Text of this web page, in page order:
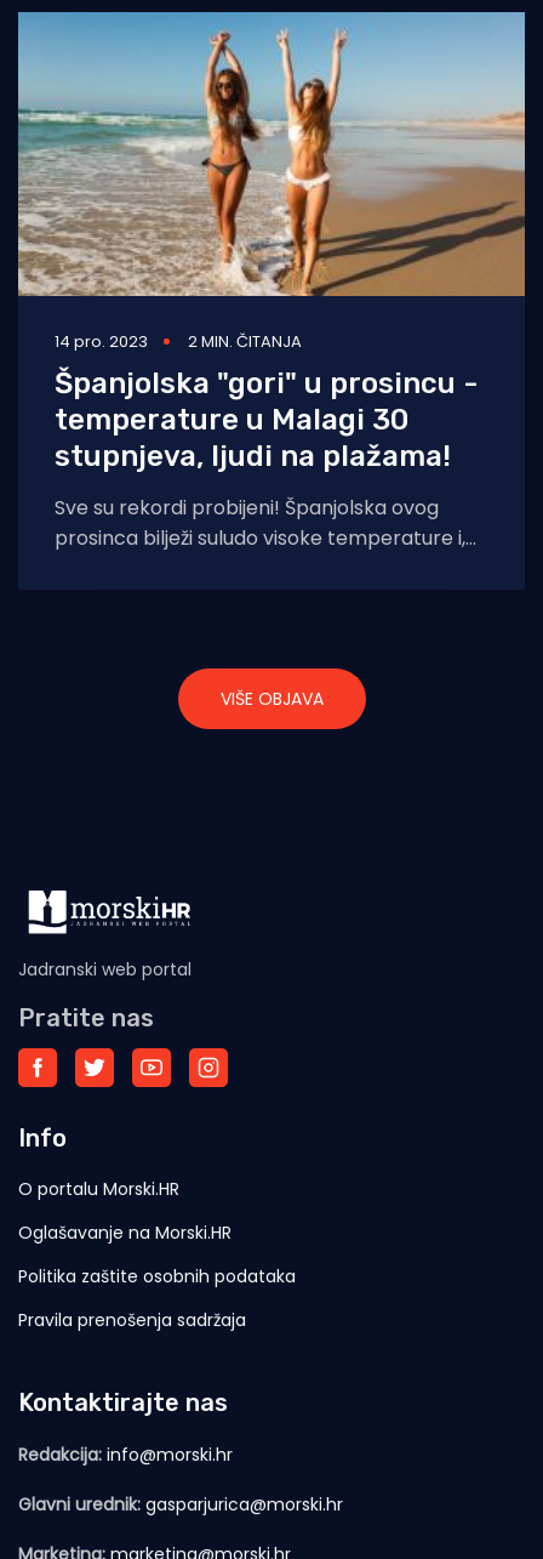
14 pro. 2023 2 MIN. ČITANJA
Španjolska "gori" u prosincu -
temperature u Malagi 30
stupnjeva, ljudi na plažama!
Sve su rekordi probijeni! Španjolska ovog
prosinca bilježi suludo visoke temperature i,
plaže. Toliko je
VIŠE OBJAVA
Jadranski web portal
Pratite nas
Info
O portalu Morski.HR
Oglašavanje na Morski.HR
Politika zaštite osobnih podataka
Pravila prenošenja sadržaja
Kontaktirajte nas
Redakcija: info@morski.hr
Glavni urednik: gasparjurica@morski.hr
Marketing: marketing@morski.hr